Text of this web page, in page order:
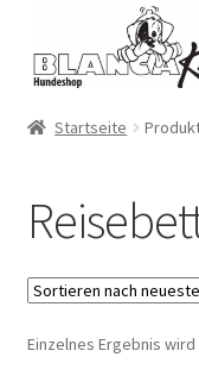
Navigation
springen
Inhalt
springen
Startseite
Einzelnes Ergebnis